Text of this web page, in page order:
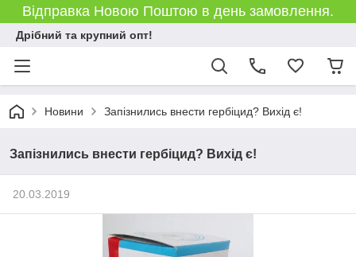
Відправка Новою Поштою в день замовлення.
Дрібний та крупний опт!
Новини Запізнились внести гербіцид? Вихід є!
Запізнились внести гербіцид? Вихід є!
20.03.2019